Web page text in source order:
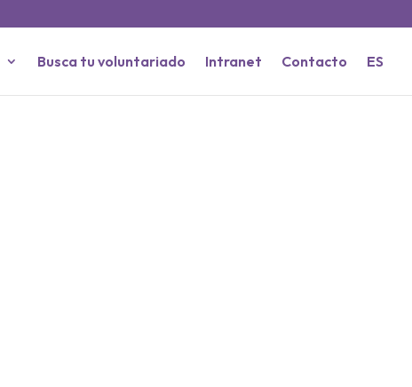
Busca tu voluntariado Intranet Contacto ES